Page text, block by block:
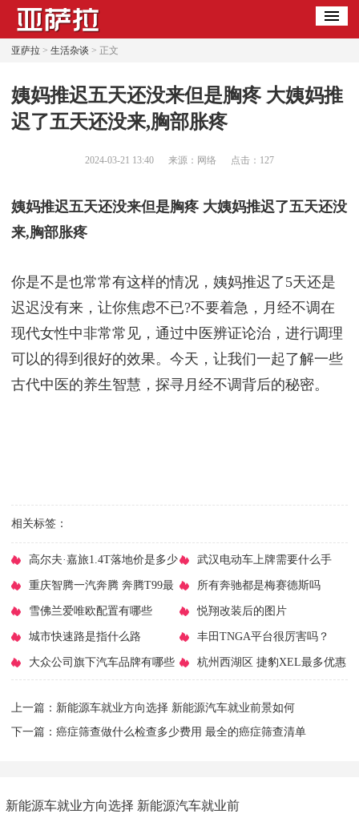
亚萨拉> 生活杂谈 > 正文
​姨妈推迟五天还没来但是胸疼 大姨妈推
迟了五天还没来,胸部胀疼
2024-03-21 13:40 来源：网络 点击： 127
姨妈推迟五天还没来但是胸疼 大姨妈推迟了五天还没
来,胸部胀疼
你是不是也常常有这样的情况，姨妈推迟了5天还是
迟迟没有来，让你焦虑不已?不要着急，月经不调在
现代女性中非常常见，通过中医辨证论治，进行调理
可以的得到很好的效果。今天，让我们一起了解一些
古代中医的养生智慧，探寻月经不调背后的秘密。
相关标签：
​高尔夫·嘉旅1.4T落地价是多少
钱？高尔夫·嘉旅报价
​武汉电动车上牌需要什么手
续？武汉电动车上牌地址
​重庆智腾一汽奔腾 奔腾T99最
高降1.6万元 今日钜惠
​所有奔驰都是梅赛德斯吗
​雪佛兰爱唯欧配置有哪些 ​悦翔改装后的图片
​城市快速路是指什么路 ​丰田TNGA平台很厉害吗？
TNGA架构的车有什么优点
​大众公司旗下汽车品牌有哪些 ​杭州西湖区 捷豹XEL最多优惠
上一篇： ​新能源车就业方向选择 新能源汽车就业前景如何
下一篇： ​癌症筛查做什么检查多少费用 最全的癌症筛查清单
​新能源车就业方向选择 新能源汽车就业前